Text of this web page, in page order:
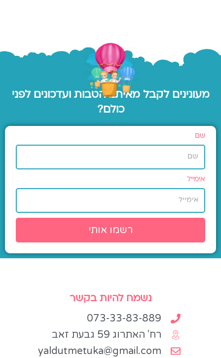
מעונינים לקבל מאיתנו הטבות ועדכונים לפני
כולם?
שם
אימייל
רשמו אותי
נשמח להיות בקשר
073-33-83-889
רח' האתרוג 59 גבעת זאב
yaldutmetuka@gmail.com